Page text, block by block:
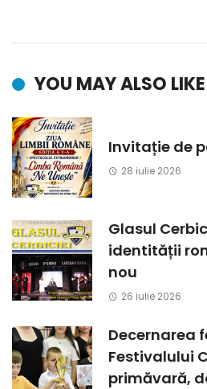
YOU MAY ALSO LIKE
Invitație de
28 iulie 2026
Glasul
identității
nou
26 iulie 2026
Decernarea
Festivalului
primăvară,